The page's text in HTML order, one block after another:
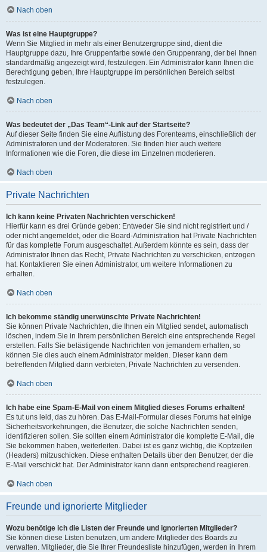
Nach oben
Was ist eine Hauptgruppe?
Wenn Sie Mitglied in mehr als einer Benutzergruppe sind, dient die
Hauptgruppe dazu, Ihre Gruppenfarbe sowie den Gruppenrang, der bei Ihnen
standardmäßig angezeigt wird, festzulegen. Ein Administrator kann Ihnen die
Berechtigung geben, Ihre Hauptgruppe im persönlichen Bereich selbst
festzulegen.
Nach oben
Was bedeutet der „Das Team“-Link auf der Startseite?
Auf dieser Seite finden Sie eine Auflistung des Forenteams, einschließlich der
Administratoren und der Moderatoren. Sie finden hier auch weitere
Informationen wie die Foren, die diese im Einzelnen moderieren.
Nach oben
Private Nachrichten
Ich kann keine Privaten Nachrichten verschicken!
Hierfür kann es drei Gründe geben: Entweder Sie sind nicht registriert und /
oder nicht angemeldet, oder die Board-Administration hat Private Nachrichten
für das komplette Forum ausgeschaltet. Außerdem könnte es sein, dass der
Administrator Ihnen das Recht, Private Nachrichten zu verschicken, entzogen
hat. Kontaktieren Sie einen Administrator, um weitere Informationen zu
erhalten.
Nach oben
Ich bekomme ständig unerwünschte Private Nachrichten!
Sie können Private Nachrichten, die Ihnen ein Mitglied sendet, automatisch
löschen, indem Sie in Ihrem persönlichen Bereich eine entsprechende Regel
erstellen. Falls Sie belästigende Nachrichten von jemandem erhalten, so
können Sie dies auch einem Administrator melden. Dieser kann dem
betreffenden Mitglied dann verbieten, Private Nachrichten zu versenden.
Nach oben
Ich habe eine Spam-E-Mail von einem Mitglied dieses Forums erhalten!
Es tut uns leid, das zu hören. Das E-Mail-Formular dieses Forums hat einige
Sicherheitsvorkehrungen, die Benutzer, die solche Nachrichten senden,
identifizieren sollen. Sie sollten einem Administrator die komplette E-Mail, die
Sie bekommen haben, weiterleiten. Dabei ist es ganz wichtig, die Kopfzeilen
(Headers) mitzuschicken. Diese enthalten Details über den Benutzer, der die
E-Mail verschickt hat. Der Administrator kann dann entsprechend reagieren.
Nach oben
Freunde und ignorierte Mitglieder
Wozu benötige ich die Listen der Freunde und ignorierten Mitglieder?
Sie können diese Listen benutzen, um andere Mitglieder des Boards zu
verwalten. Mitglieder, die Sie Ihrer Freundesliste hinzufügen, werden in Ihrem